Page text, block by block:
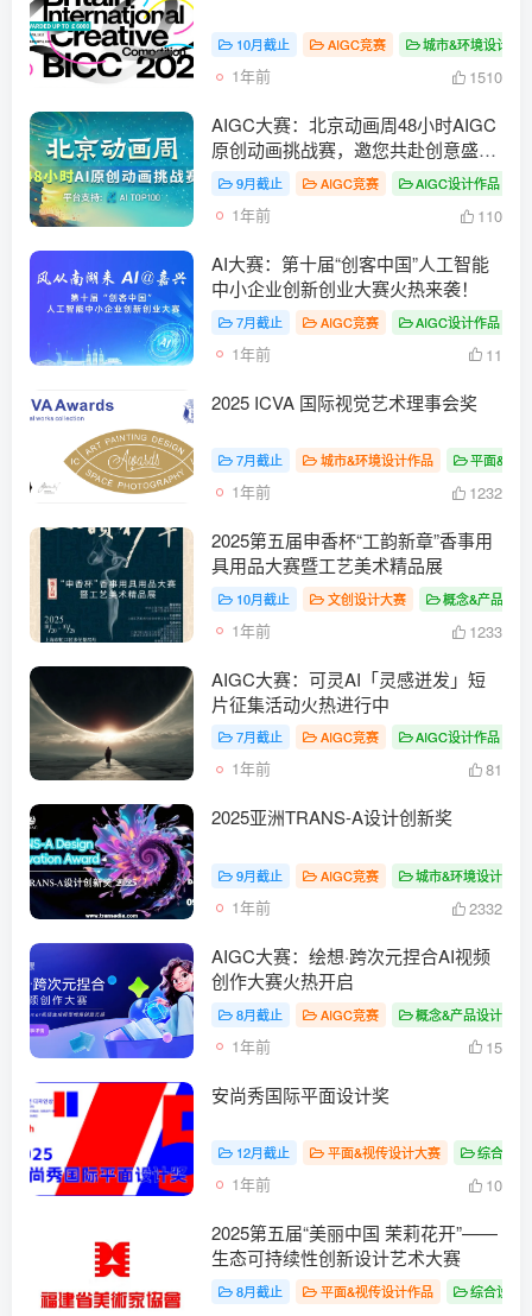
10月截止 AIGC竞赛 城市&环境设计大
1年前 1510
AIGC大赛：北京动画周48小时AIGC
原创动画挑战赛，邀您共赴创意盛
宴！9月截止 AIGC竞赛 AIGC设计作品
1年前 110
AI大赛：第十届“创客中国”人工智能
中小企业创新创业大赛火热来袭！
7月截止 AIGC竞赛 AIGC设计作品
1年前 11
2025 ICVA 国际视觉艺术理事会奖
7月截止 城市&环境设计作品 平面&视
1年前 1232
2025第五届申香杯“工韵新章”香事用
具用品大赛暨工艺美术精品展
10月截止 文创设计大赛 概念&产品设
1年前 1233
AIGC大赛：可灵AI「灵感迸发」短
片征集活动火热进行中
7月截止 AIGC竞赛 AIGC设计作品
1年前 81
2025亚洲TRANS-A设计创新奖
9月截止 AIGC竞赛 城市&环境设计大赛
1年前 2332
AIGC大赛：绘想·跨次元捏合AI视频
创作大赛火热开启
8月截止 AIGC竞赛 概念&产品设计作品
1年前 15
安尚秀国际平面设计奖
12月截止 平面&视传设计大赛 综合设
1年前 10
2025第五届“美丽中国 茉莉花开”——
生态可持续性创新设计艺术大赛
8月截止 平面&视传设计作品 综合设计